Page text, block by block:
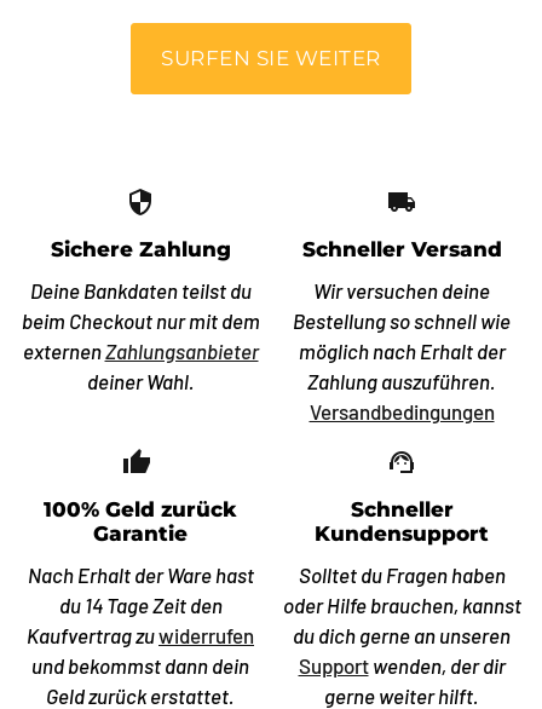
SURFEN SIE WEITER
security
Sichere Zahlung
Deine Bankdaten teilst du
beim Checkout nur mit dem
externenZahlungsanbieter
deiner Wahl.
local_shipping
Schneller Versand
Wir versuchen deine
Bestellung so schnell wie
möglich nach Erhalt der
Zahlung auszuführen.
Versandbedingungen
thumb_up_off_alt
100% Geld zurück
Garantie
Nach Erhalt der Ware hast
du 14 Tage Zeit den
Kaufvertrag zuwiderrufen
und bekommst dann dein
Geld zurück erstattet.
support_agent
Schneller
Kundensupport
Solltet du Fragen haben
oder Hilfe brauchen, kannst
du dich gerne an unseren
Support wenden, der dir
gerne weiter hilft.